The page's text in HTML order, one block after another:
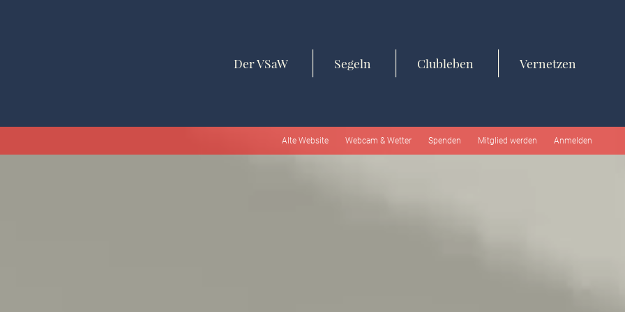
Der VSaW Segeln Clubleben Vernetzen
Alte Website Webcam & Wetter Spenden Mitglied werden Anmelden